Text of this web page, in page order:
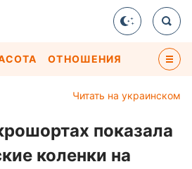
ОТНОШЕНИЯ
Читать на украинском
показала
коленки на